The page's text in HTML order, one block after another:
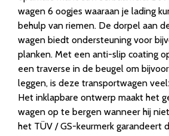
wagen 6 oogjes waaraan je lading
behulp van riemen. De dorpel aan
wagen biedt ondersteuning voor
planken. Met een anti-slip coating
een traverse in de beugel om
leggen, is deze transportwagen
Het inklapbare ontwerp maakt het
wagen op te bergen wanneer hij
het TÜV / GS-keurmerk garandeert